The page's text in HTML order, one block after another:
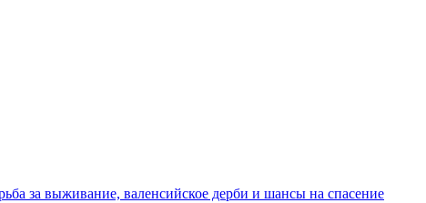
за выживание, валенсийское дерби и шансы на спасение